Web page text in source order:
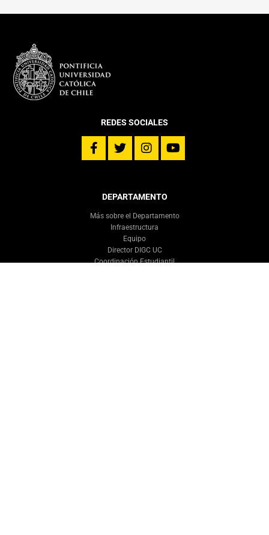
REDES SOCIALES
DEPARTAMENTO
Más sobre el Departamento
Infraestructura
Equipo
Director DIGC UC
Coordinación Estudiantil